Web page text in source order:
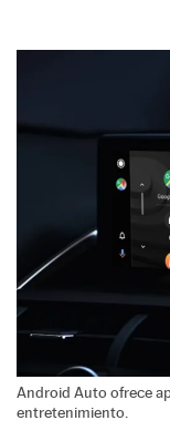
Android Auto ofrece
entretenimiento.